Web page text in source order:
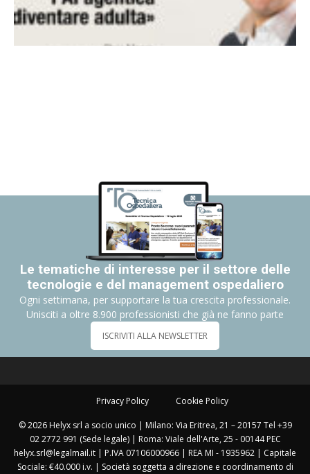
Le tematiche di interesse per il settore delle
tecnologie e del management ospedaliero
Ogni settimana, per supportare la tua crescita professionale.
Unisciti a oltre 8.900 professionisti che già ne fanno parte
ISCRIVITI ALLA NEWSLETTER
Privacy Policy Cookie Policy
© 2026 Helyx srl a socio unico | Milano: Via Eritrea, 21 – 20157 Tel +39
02 2772 991 (Sede legale) | Roma: Viale dell'Arte, 25 - 00144 PEC
helyx.srl@legalmail.it | P.IVA 07106000966 | REA MI - 1935962 | Capitale
Sociale: €40.000 i.v. | Società soggetta a direzione e coordinamento di